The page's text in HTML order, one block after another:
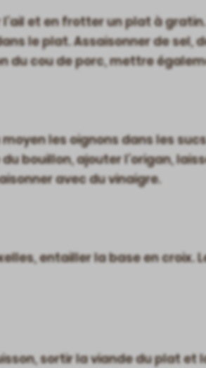
et en frotter un plat à
le plat. Assaisonner de sel,
du cou de porc, mettre
les oignons dans les
bouillon, ajouter l’origan,
avec du vinaigre.
entailler la base en croix.
sortir la viande du plat et